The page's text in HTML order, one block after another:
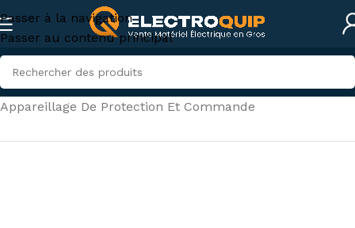
Passer à la navigation
Passer au contenu principal
Accueil/Électricité industrielle/
Appareillage De Protection Et Commande